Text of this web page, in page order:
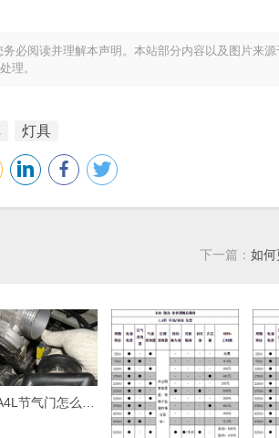
必阅读并理解本声明。本站部分内容以及图片来
理。
灯具
下一篇： 如何